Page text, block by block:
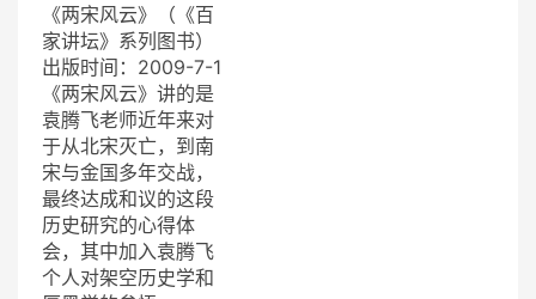
《两宋风云》（《百
家讲坛》系列图书）
出版时间：2009-7-1
《两宋风云》讲的是
袁腾飞老师近年来对
于从北宋灭亡，到南
宋与金国多年交战，
最终达成和议的这段
历史研究的心得体
会，其中加入袁腾飞
个人对架空历史学和